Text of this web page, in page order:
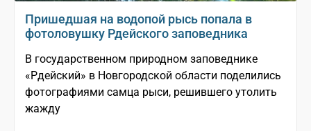
Пришедшая на водопой рысь попала в
фотоловушку Рдейского заповедника
В государственном природном заповеднике
«Рдейский» в Новгородской области поделились
фотографиями самца рыси, решившего утолить
жажду